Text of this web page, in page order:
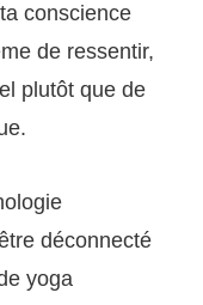
conscience
de ressentir,
plutôt que de
déconnecté
yoga